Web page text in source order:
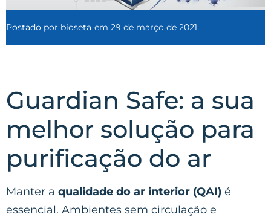
Postado por bioseta em 29 de março de 2021
Guardian Safe: a sua
melhor solução para
purificação do ar
Manter a qualidade do ar interior (QAI) é
essencial. Ambientes sem circulação e